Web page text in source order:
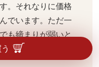
。それなりに価格
でいます。ただ一
も締まりが弱いと
てびしょびしょに